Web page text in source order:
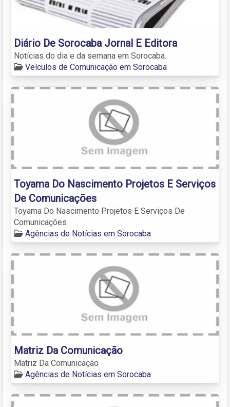
Diário De Sorocaba Jornal E Editora
Notícias do dia e da semana em Sorocaba.
Veículos de Comunicação em Sorocaba
Toyama Do Nascimento Projetos E Serviços
De Comunicações
Toyama Do Nascimento Projetos E Serviços De
Comunicações
Agências de Notícias em Sorocaba
Matriz Da Comunicação
Matriz Da Comunicação
Agências de Notícias em Sorocaba